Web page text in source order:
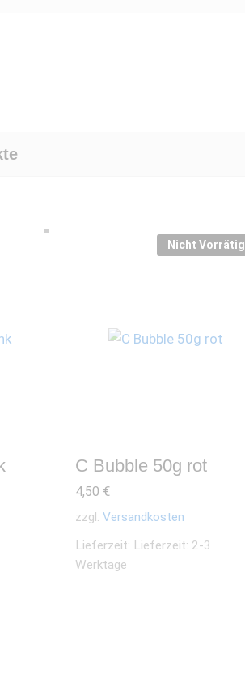
Nicht Vorrätig
C Bubble 50g rot
4,50 €
zzgl.Versandkosten
Lieferzeit: Lieferzeit: 2-3
Werktage